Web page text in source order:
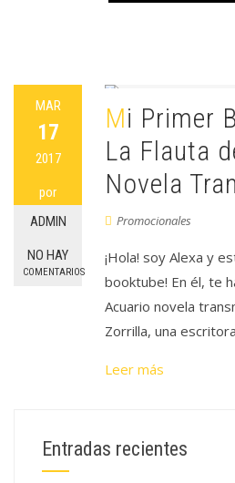
MAR
17
2017
por
ADMIN
NO HAY
COMENTARIOS
Mi Primer Booktube |
La Flauta
Novela
Promocionales
¡Hola! soy Alexa y
booktube! En él, te
Acuario novela
Zorrilla, una
Leer más
Entradas recientes